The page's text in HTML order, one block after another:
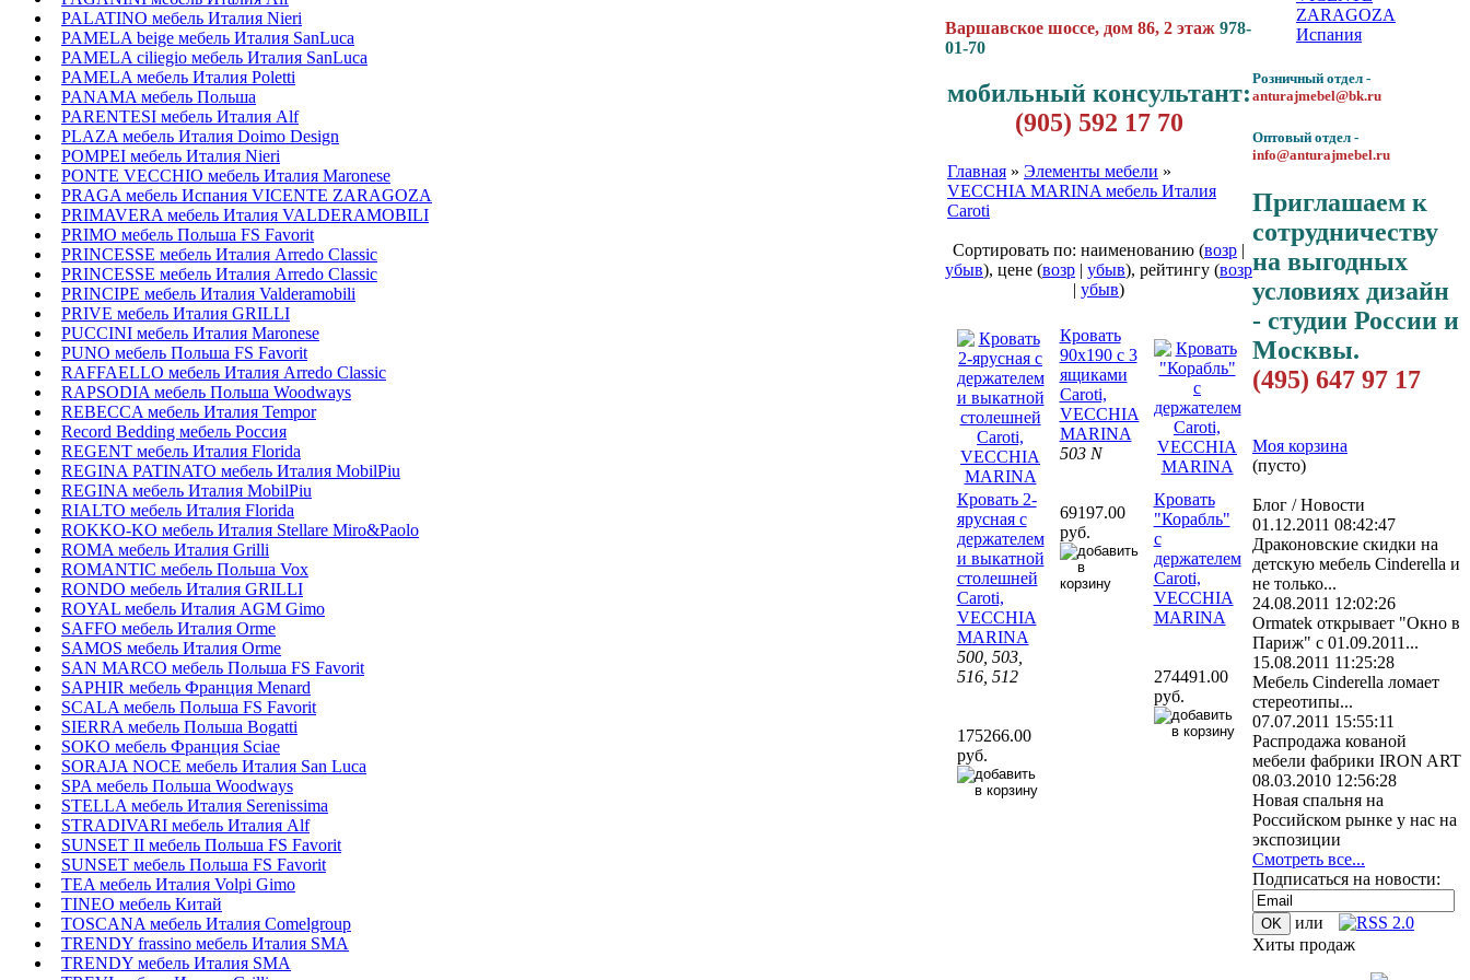
PALATINO мебель Италия Nieri
PAMELA beige мебель Италия SanLuca
PAMELA ciliegio мебель Италия SanLuca
PAMELA мебель Италия Poletti
PANAMA мебель Польша
PARENTESI мебель Италия Alf
PLAZA мебель Италия Doimo Design
POMPEI мебель Италия Nieri
PONTE VECCHIO мебель Италия Maronese
PRAGA мебель Испания VICENTE ZARAGOZA
PRIMAVERA мебель Италия VALDERAMOBILI
PRIMO мебель Польша FS Favorit
PRINCESSE мебель Италия Arredo Classic
PRINCESSE мебель Италия Arredo Classic
PRINCIPE мебель Италия Valderamobili
PRIVE мебель Италия GRILLI
PUCCINI мебель Италия Maronese
PUNO мебель Польша FS Favorit
RAFFAELLO мебель Италия Arredo Classic
RAPSODIA мебель Польша Woodways
REBECCA мебель Италия Tempor
Record Bedding мебель Россия
REGENT мебель Италия Florida
REGINA PATINATO мебель Италия MobilPiu
REGINA мебель Италия MobilPiu
RIALTO мебель Италия Florida
ROKKO-KO мебель Италия Stellare Miro&Paolo
ROMA мебель Италия Grilli
ROMANTIC мебель Польша Vox
RONDO мебель Италия GRILLI
ROYAL мебель Италия AGM Gimo
SAFFO мебель Италия Orme
SAMOS мебель Италия Orme
SAN MARCO мебель Польша FS Favorit
SAPHIR мебель Франция Menard
SCALA мебель Польша FS Favorit
SIERRA мебель Польша Bogatti
SOKO мебель Франция Sciae
SORAJA NOCE мебель Италия San Luca
SPA мебель Польша Woodways
STELLA мебель Италия Serenissima
STRADIVARI мебель Италия Alf
SUNSET II мебель Польша FS Favorit
SUNSET мебель Польша FS Favorit
TEA мебель Италия Volpi Gimo
TINEO мебель Китай
TOSCANA мебель Италия Comelgroup
TRENDY frassino мебель Италия SMA
TRENDY мебель Италия SMA
Варшавское шоссе, дом 86, 2 этаж 978-
01-70
мобильный консультант:
(905) 592 17 70
Главная » Элементы мебели »
VECCHIA MARINA мебель Италия
Caroti
Сортировать по: наименованию (возр |
убыв), цене (возр | убыв), рейтингу (возр
| убыв)
Кровать 2-
ярусная с
держателем
и выкатной
столешней
Caroti,
VECCHIA
MARINA
500, 503,
516, 512
175266.00
руб.
Кровать
90х190 с 3
ящиками
Caroti,
VECCHIA
MARINA
503 N
69197.00
руб.
Кровать
"Корабль"
с
держателем
Caroti,
VECCHIA
MARINA
274491.00
руб.
ZARAGOZA
Испания
Розничный отдел -
anturajmebel@bk.ru
Оптовый отдел -
info@anturajmebel.ru
Приглашаем к
сотрудничеству
на выгодных
условиях дизайн
- студии России и
Москвы.
(495) 647 97 17
Моя корзина
(пусто)
Блог / Новости
01.12.2011 08:42:47
Драконовские скидки на
детскую мебель Cinderella и
не только...
24.08.2011 12:02:26
Ormatek открывает "Окно в
Париж" с 01.09.2011...
15.08.2011 11:25:28
Мебель Cinderella ломает
стереотипы...
07.07.2011 15:55:11
Распродажа кованой
мебели фабрики IRON ART
08.03.2010 12:56:28
Новая спальня на
Российском рынке у нас на
экспозиции
Смотреть все...
Подписаться на новости:
или
Хиты продаж